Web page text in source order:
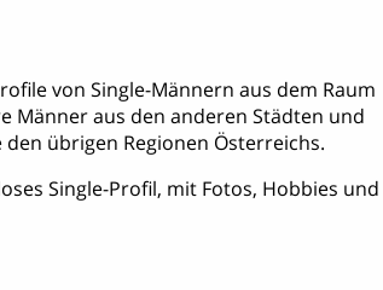
von Single-Männern aus dem Raum
Männer aus den anderen Städten und
übrigen Regionen Österreichs.
Single-Profil, mit Fotos, Hobbies und